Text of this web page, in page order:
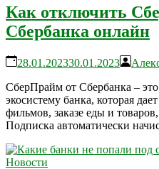
Как отключить
Сбербанка онлайн
28.01.202330.01.2023
СберПрайм от Сбербанка –
экосистему банка, которая
фильмов, заказе еды и
Подписка автоматически
Новости